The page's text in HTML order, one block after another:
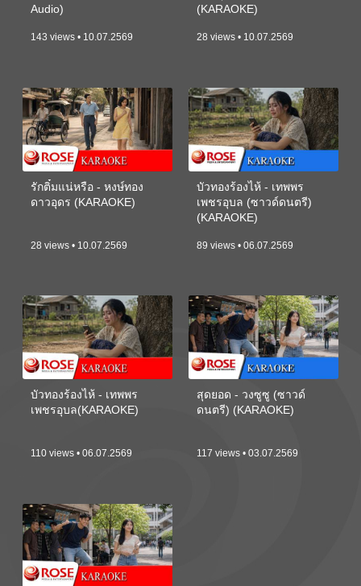
Audio)
143 views • 10.07.2569
(KARAOKE)
28 views • 10.07.2569
รักติ๋มแน่หรือ - หงษ์ทอง
ดาวอุดร (KARAOKE)
28 views • 10.07.2569
บัวทองร้องไห้ - เทพพร
เพชรอุบล (ซาวด์ดนตรี)
(KARAOKE)
89 views • 06.07.2569
บัวทองร้องไห้ - เทพพร
เพชรอุบล(KARAOKE)
110 views • 06.07.2569
สุดยอด - วงซูซู (ซาวด์
ดนตรี) (KARAOKE)
117 views • 03.07.2569